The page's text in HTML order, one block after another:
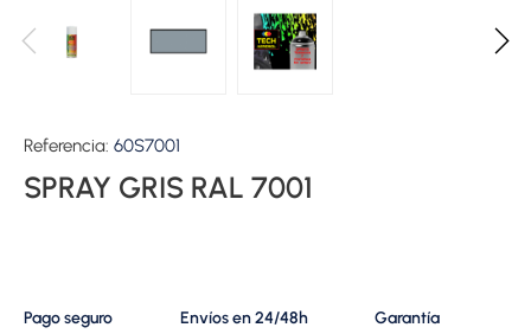
Referencia: 60S7001
SPRAY GRIS RAL 7001
Pago seguro Envíos en 24/48h Garantía